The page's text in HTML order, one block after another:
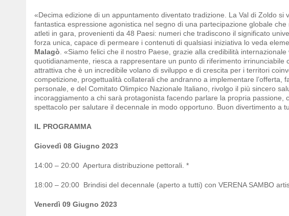
«Decima edizione di un appuntamento diventato tradizione. La Val di Zoldo si
fantastica espressione agonistica nel segno di una partecipazione globale
atleti in gara, provenienti da 48 Paesi: numeri che tradiscono il significato
forza unica, capace di permeare i contenuti di qualsiasi iniziativa lo veda
Malagò . «Siamo felici che il nostro Paese, grazie alla credibilità
quotidianamente, riesca a rappresentare un punto di riferimento
attrattiva che è un incredibile volano di sviluppo e di crescita per i territori
competizione, progettualità collaterali che andranno a implementare l’offerta,
personale, e del Comitato Olimpico Nazionale Italiano, rivolgo il più sincero
incoraggiamento a chi sarà protagonista facendo parlare la propria
spettacolo per salutare il decennale in modo opportuno. Buon divertimento a
IL PROGRAMMA
Giovedì 08 Giugno 2023
14:00 – 20:00 Apertura distribuzione pettorali. *
18:00 – 20:00 Brindisi del decennale (aperto a tutti) con VERENA SAMBO
Venerdì 09 Giugno 2023